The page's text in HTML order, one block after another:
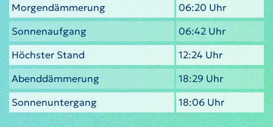
Morgendämmerung
06:20 Uhr
Sonnenaufgang
06:42 Uhr
Höchster Stand
12:24 Uhr
Abenddämmerung
18:29 Uhr
Sonnenuntergang
18:06 Uhr